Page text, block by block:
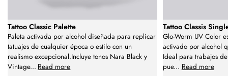
Tattoo Classic Palette
Paleta activada por alcohol diseñada para replicar
tatuajes de cualquier época o estilo con un
realismo excepcional.Incluye tonos Nara Black y
Vintage... Read more
Tattoo Classis
Glo-Worm UV Color
activado por alcohol
Ideal para trabajos
pue... Read more